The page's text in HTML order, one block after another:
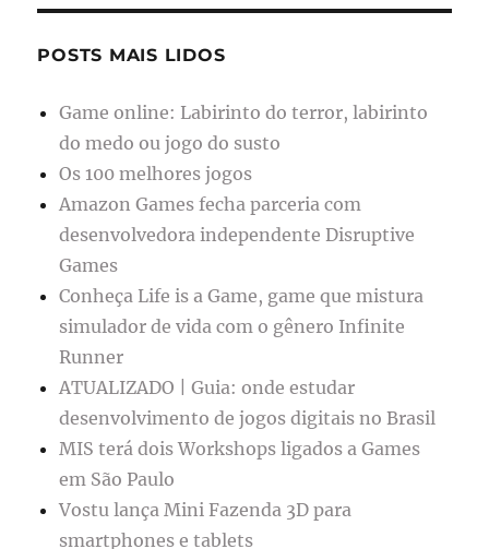
POSTS MAIS LIDOS
Game online: Labirinto do terror, labirinto
do medo ou jogo do susto
Os 100 melhores jogos
Amazon Games fecha parceria com
desenvolvedora independente Disruptive
Games
Conheça Life is a Game, game que mistura
simulador de vida com o gênero Infinite
Runner
ATUALIZADO | Guia: onde estudar
desenvolvimento de jogos digitais no Brasil
MIS terá dois Workshops ligados a Games
em São Paulo
Vostu lança Mini Fazenda 3D para
smartphones e tablets